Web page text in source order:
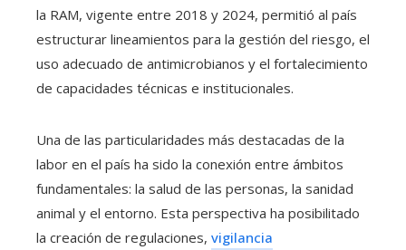
la RAM, vigente entre 2018 y 2024, permitió al país
estructurar lineamientos para la gestión del riesgo, el
uso adecuado de antimicrobianos y el fortalecimiento
de capacidades técnicas e institucionales.
Una de las particularidades más destacadas de la
labor en el país ha sido la conexión entre ámbitos
fundamentales: la salud de las personas, la sanidad
animal y el entorno. Esta perspectiva ha posibilitado
la creación de regulaciones, vigilancia